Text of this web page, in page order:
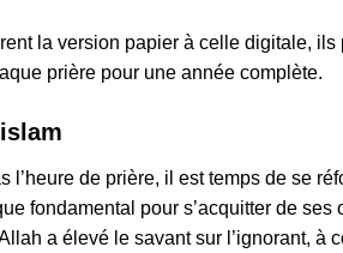
la version papier à celle digitale,
prière pour une année complète.
de prière, il est temps de se
fondamental pour s’acquitter de
a élevé le savant sur l’ignorant,